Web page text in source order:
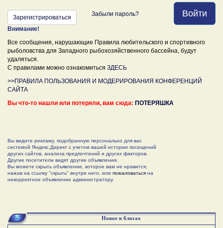
Войти
Зарегистрироваться Забыли пароль?
Внимание!
Все сообщения, нарушающие Правила любительского и спортивного
рыболовства для Западного рыбохозяйственного бассейна, будут
удаляться.
С правилами можно ознакомиться ЗДЕСЬ
>>ПРАВИЛА ПОЛЬЗОВАНИЯ И МОДЕРИРОВАНИЯ КОНФЕРЕНЦИЙ
САЙТА
Вы что-то нашли или потеряли, вам сюда: ПОТЕРЯШКА
Вы видите рекламу, подобранную персонально для вас
системой Яндекс.Директ с учетом вашей истории посещений
других сайтов, анализа предпочтений и других факторов.
Другие посетители видят другие объявления.
Вы можете скрыть объявление, которое вам не нравится,
нажав на ссылку "скрыть" внутри него, или пожаловаться на
некорректное объявление администратору.
Новое в блогах